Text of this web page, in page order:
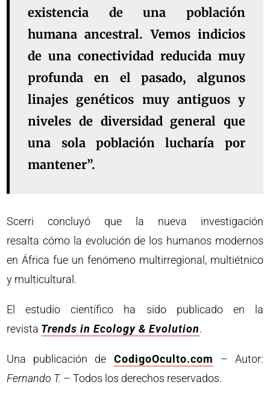
existencia de una población
humana ancestral. Vemos indicios
de una conectividad reducida muy
profunda en el pasado, algunos
linajes genéticos muy antiguos y
niveles de diversidad general que
una sola población lucharía por
mantener”.
Scerri concluyó que la nueva investigación
resalta cómo la evolución de los humanos modernos
en África fue un fenómeno multirregional, multiétnico
y multicultural.
El estudio científico ha sido publicado en la
revista Trends in Ecology & Evolution.
Una publicación de CodigoOculto.com – Autor:
Fernando T. – Todos los derechos reservados.